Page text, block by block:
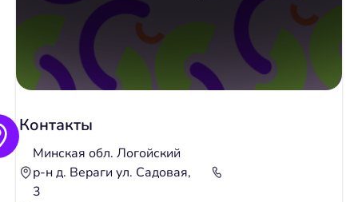
Контакты
Минская обл. Логойский
р-н д. Вераги ул. Садовая,
3